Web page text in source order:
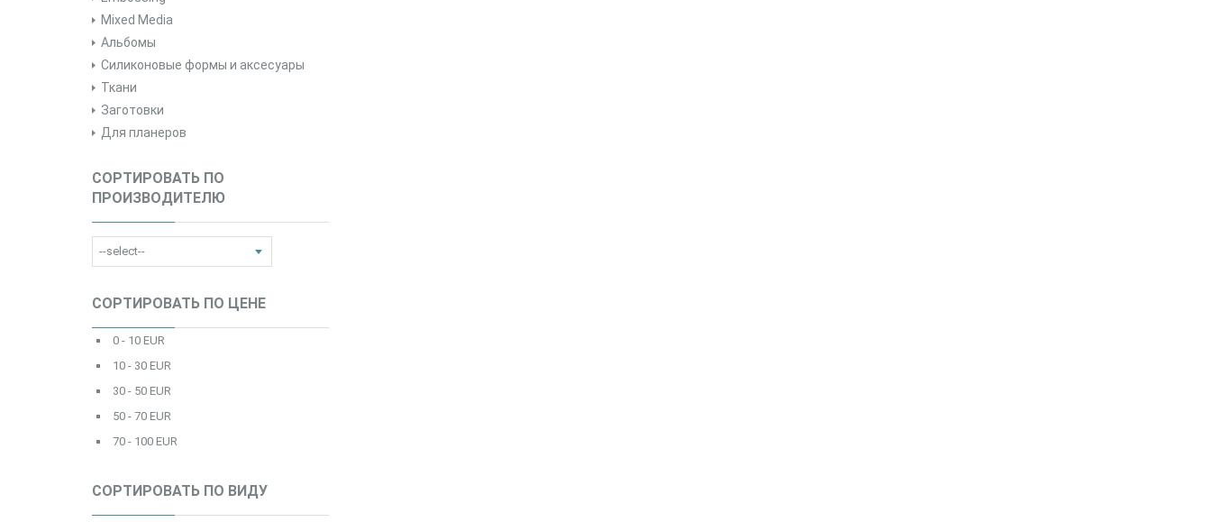
Mixed Media
Альбомы
Силиконовые формы и аксесуары
Ткани
Заготовки
Для планеров
СОРТИРОВАТЬ ПО
ПРОИЗВОДИТЕЛЮ
СОРТИРОВАТЬ ПО ЦЕНЕ
0 - 10 EUR
10 - 30 EUR
30 - 50 EUR
50 - 70 EUR
70 - 100 EUR
СОРТИРОВАТЬ ПО ВИДУ